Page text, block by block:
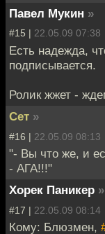
Павел Мукин »
#15 | 22.05.09 07:38
Есть надежда,
подписывается.
Ролик жжет -
Сет »
#16 | 22.05.09 08:13
"- Вы что же, и
- АГА!!!"
Хорек Паникер »
#17 | 22.05.09 08:14
Кому: Блюзмен,